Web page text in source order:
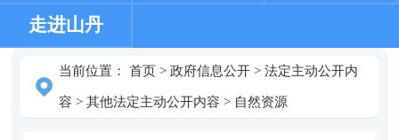
走进山丹
当前位置： 首页> 政府信息公开> 法定主动公开内
容 > 其他法定主动公开内容 > 自然资源